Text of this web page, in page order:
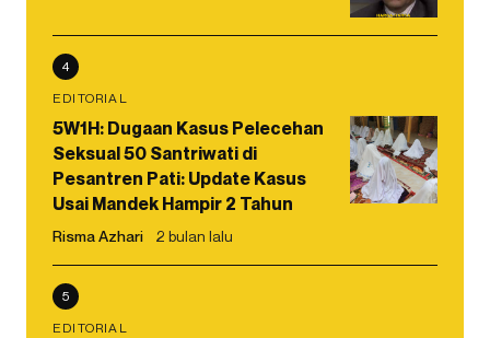
4
EDITORIAL
5W1H: Dugaan Kasus Pelecehan
Seksual 50 Santriwati di
Pesantren Pati: Update Kasus
Usai Mandek Hampir 2 Tahun
Risma Azhari 2 bulan lalu
5
EDITORIAL